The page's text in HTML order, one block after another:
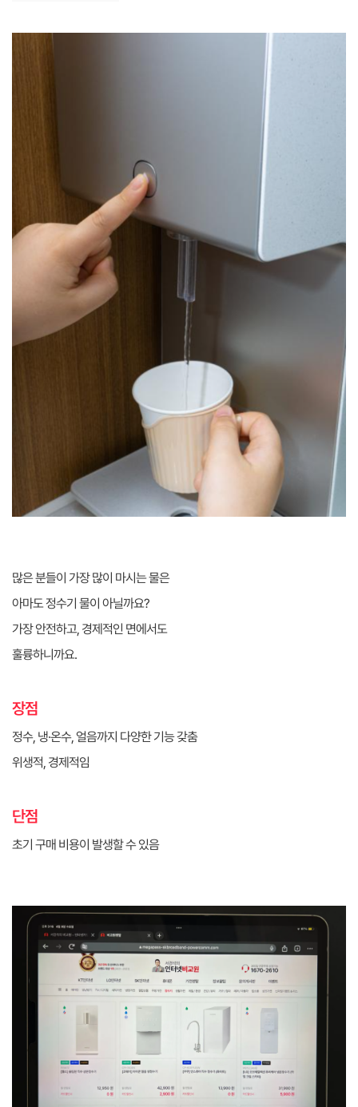
많은 분들이 가장 많이 마시는 물은
아마도 정수기 물이 아닐까요?
가장 안전하고, 경제적인 면에서도
훌륭하니까요.
장점
정수, 냉·온수, 얼음까지 다양한 기능 갖춤
위생적, 경제적임
단점
초기 구매 비용이 발생할 수 있음